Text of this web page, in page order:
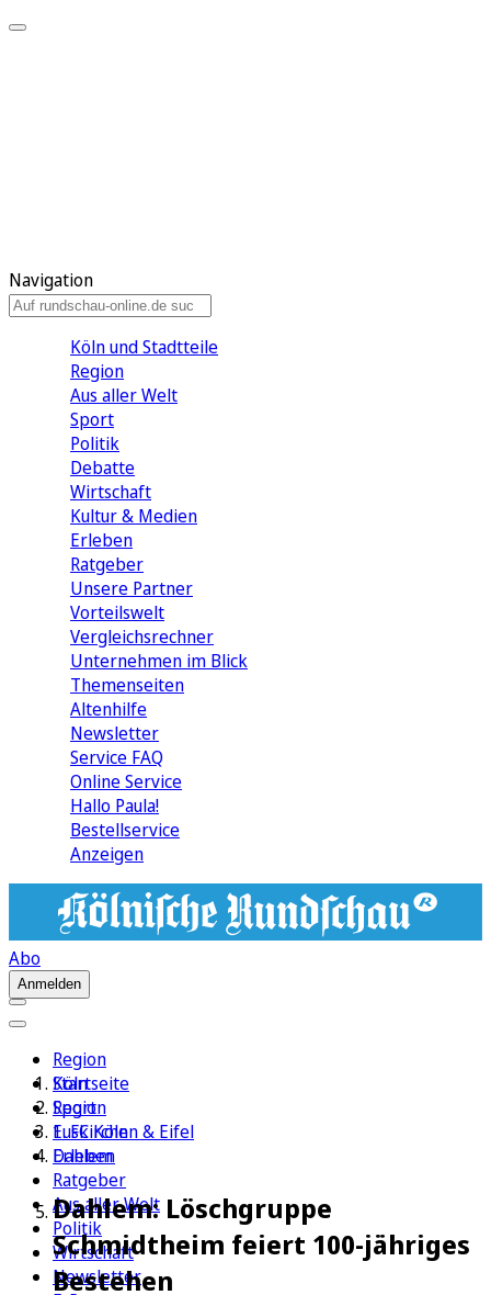
Navigation
Köln und Stadtteile
Region
Aus aller Welt
Sport
Politik
Debatte
Wirtschaft
Kultur & Medien
Erleben
Ratgeber
Unsere Partner
Vorteilswelt
Vergleichsrechner
Unternehmen im Blick
Themenseiten
Altenhilfe
Newsletter
Service FAQ
Online Service
Hallo Paula!
Bestellservice
Anzeigen
Abo
Anmelden
Region
Köln
Sport
1. FC Köln
Erleben
Ratgeber
Aus aller Welt
Politik
Wirtschaft
Newsletter
Startseite
Region
Euskirchen & Eifel
Dahlem
Dahlem: Löschgruppe
Schmidtheim feiert 100-jähriges
Bestehen